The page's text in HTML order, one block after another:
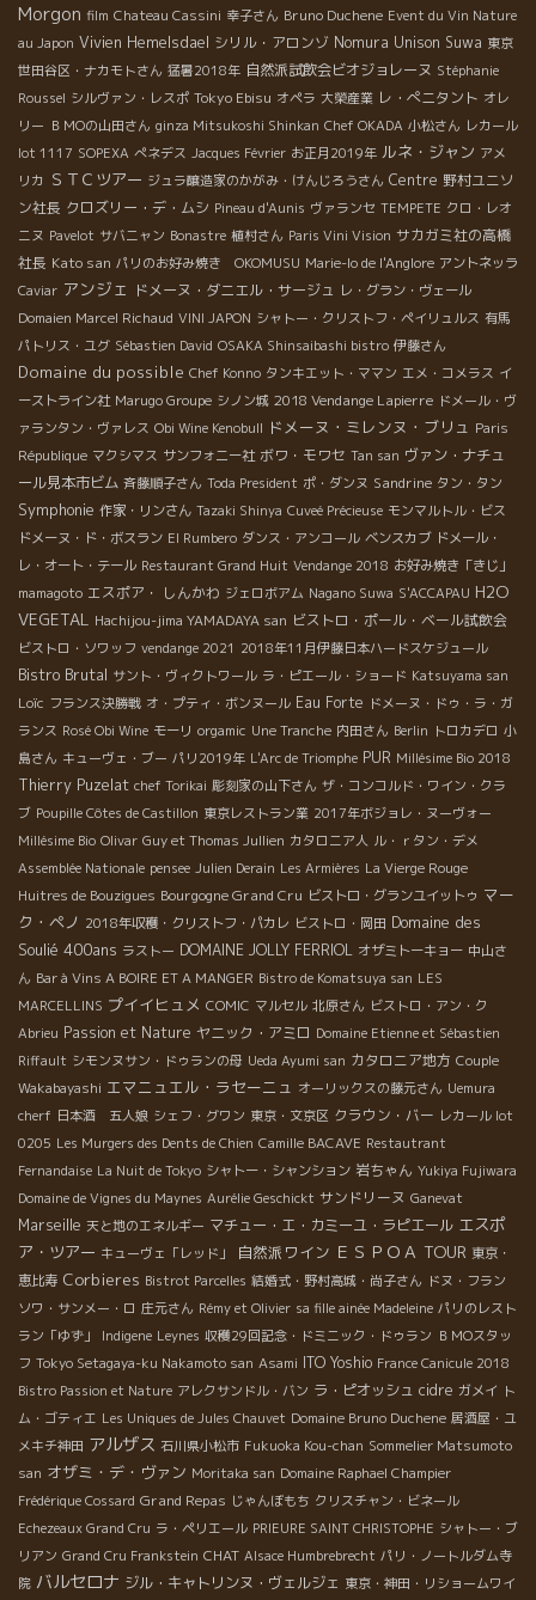
Morgon film Chateau Cassini 幸子さん Bruno Duchene Event du Vin Nature
au Japon Vivien Hemelsdael シリル・アロンゾ Nomura Unison Suwa 東京
世田谷区・ナカモトさん 猛暑2018年 自然派試飲会ビオジョレーヌ Stéphanie
Roussel シルヴァン・レスポ Tokyo Ebisu オペラ 大榮産業 レ・ぺニタント オレ
リー ＢＭОの山田さん ginza Mitsukoshi Shinkan Chef OKADA 小松さん レカール
lot 1117 SOPEXA ぺネデス Jacques Février お正月2019年 ルネ・ジャン アメ
リカ ＳＴＣツアー ジュラ醸造家のかがみ・けんじろうさん Centre 野村ユニソ
ン社長 クロズリー・デ・ムシ Pineau d'Aunis ヴァランセ TEMPETE クロ・レオ
ニヌ Pavelot サバニャン Bonastre 植村さん Paris Vini Vision サカガミ社の高橋
社長 Kato san パリのお好み焼き OKOMUSU Marie-lo de l'Anglore アントネッラ
Caviar アンジェ ドメーヌ・ダニエル・サージュ レ・グラン・ヴェール
Domaien Marcel Richaud VINI JAPON シャトー・クリストフ・ペイリュルス 有馬
パトリス・ユグ Sébastien David OSAKA Shinsaibashi bistro 伊藤さん
Domaine du possible Chef Konno タンキエット・ママン エメ・コメラス イ
ーストライン社 Marugo Groupe シノン城 2018 Vendange Lapierre ドメール・ヴ
ァランタン・ヴァレス Obi Wine Kenobull ドメーヌ・ミレンヌ・ブリュ Paris
République マクシマス サンフォニー社 ボワ・モワセ Tan san ヴァン・ナチュ
ール見本市ビム 斉藤順子さん Toda President ポ・ダンヌ Sandrine タン・タン
Symphonie 作家・リンさん Tazaki Shinya Cuveé Précieuse モンマルトル・ビス
ドメーヌ・ド・ボスラン El Rumbero ダンス・アンコール ベンスカブ ドメール・
レ・オート・テール Restaurant Grand Huit Vendange 2018 お好み焼き「きじ」
mamagoto エスポア・ しんかわ ジェロボアム Nagano Suwa S'ACCAPAU H2O
VEGETAL Hachijou-jima YAMADAYA san ビストロ・ポール・ベール試飲会
ビストロ・ソワッフ vendange 2021 2018年11月伊藤日本ハードスケジュール
Bistro Brutal サント・ヴィクトワール ラ・ピエール・ショード Katsuyama san
Loïc フランス決勝戦 オ・プティ・ボンヌール Eau Forte ドメーヌ・ドゥ・ラ・ガ
ランス Rosé Obi Wine モーリ orgamic Une Tranche 内田さん Berlin トロカデロ 小
島さん キューヴェ・ブー パリ2019年 L'Arc de Triomphe PUR Millésime Bio 2018
Thierry Puzelat chef Torikai 彫刻家の山下さん ザ・コンコルド・ワイン・クラ
ブ Poupille Côtes de Castillon 東京レストラン業 2017年ボジョレ・ヌーヴォー
Millésime Bio Olivar Guy et Thomas Jullien カタロニア人 ル・ｒタン・デメ
Assemblée Nationale pensee Julien Derain Les Armières La Vierge Rouge
Huitres de Bouzigues Bourgogne Grand Cru ビストロ・グランユイットゥ マー
ク・ペノ 2018年収穫・クリストフ・パカレ ビストロ・岡田 Domaine des
Soulié 400ans ラストー DOMAINE JOLLY FERRIOL オザミトーキョー 中山さ
ん Bar à Vins A BOIRE ET A MANGER Bistro de Komatsuya san LES
MARCELLINS プイイヒュメ COMIC マルセル 北原さん ビストロ・アン・ク
Abrieu Passion et Nature ヤニック・アミロ Domaine Etienne et Sébastien
Riffault シモンヌサン・ドゥランの母 Ueda Ayumi san カタロニア地方 Couple
Wakabayashi エマニュエル・ラセーニュ オーリックスの藤元さん Uemura
cherf 日本酒 五人娘 シェフ・グワン 東京・文京区 クラウン・バー レカール lot
0205 Les Murgers des Dents de Chien Camille BACAVE Restautrant
Fernandaise La Nuit de Tokyo シャトー・シャンション 岩ちゃん Yukiya Fujiwara
Domaine de Vignes du Maynes Aurélie Geschickt サンドリーヌ Ganevat
Marseille 天と地のエネルギー マチュー・エ・カミーユ・ラピエール エスポ
ア・ツアー キューヴェ「レッド」 自然派ワイン ＥＳＰＯＡ TOUR 東京・
恵比寿 Corbieres Bistrot Parcelles 結婚式・野村高城・尚子さん ドヌ・フラン
ソワ・サンメー・ロ 庄元さん Rémy et Olivier sa fille ainée Madeleine パリのレスト
ラン「ゆず」
Indigene Leynes 収穫29回記念・ドミニック・ドゥラン ＢＭОスタッ
フ Tokyo Setagaya-ku Nakamoto san Asami ITO Yoshio France Canicule 2018
Bistro Passion et Nature アレクサンドル・バン ラ・ピオッシュ cidre ガメイ ト
ム・ゴティエ Les Uniques de Jules Chauvet Domaine Bruno Duchene 居酒屋・ユ
メキチ神田 アルザス 石川県小松市 Fukuoka Kou-chan Sommelier Matsumoto
san オザミ・デ・ヴァン Moritaka san Domaine Raphael Champier
Frédérique Cossard Grand Repas じゃんぼもち クリスチャン・ビネール
Echezeaux Grand Cru ラ・ペリエール PRIEURE SAINT CHRISTOPHE シャトー・ブ
リアン Grand Cru Frankstein CHAT Alsace Humbrebrecht パリ・ノートルダム寺
院 バルセロナ ジル・キャトリンヌ・ヴェルジェ 東京・神田・リショームワイ